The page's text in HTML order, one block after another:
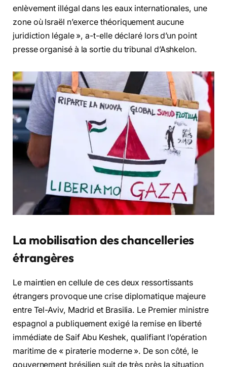
enlèvement illégal dans les eaux internationales, une
zone où Israël n’exerce théoriquement aucune
juridiction légale », a-t-elle déclaré lors d’un point
presse organisé à la sortie du tribunal d’Ashkelon.
La mobilisation des chancelleries
étrangères
Le maintien en cellule de ces deux ressortissants
étrangers provoque une crise diplomatique majeure
entre Tel-Aviv, Madrid et Brasilia. Le Premier ministre
espagnol a publiquement exigé la remise en liberté
immédiate de Saif Abu Keshek, qualifiant l’opération
maritime de « piraterie moderne ». De son côté, le
gouvernement brésilien suit de très près la situation